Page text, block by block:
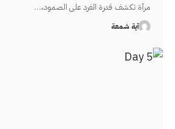
مرآة تكشف قدرة الفرد على الصمود،…
آية شمعة